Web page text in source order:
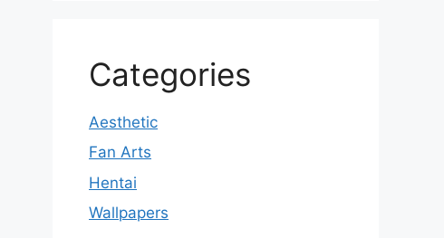
Categories
Aesthetic
Fan Arts
Hentai
Wallpapers